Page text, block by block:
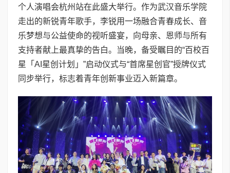
个人演唱会杭州站在此盛大举行。作为武汉音乐学院
走出的新锐青年歌手，李锐用一场融合青春成长、音
乐梦想与公益使命的视听盛宴，向母亲、恩师与所有
支持者献上最真挚的告白。当晚，备受瞩目的“百校百
星「AI星创计划」”启动仪式与“首席星创官”授牌仪式
同步举行，标志着青年创新事业迈入新篇章。